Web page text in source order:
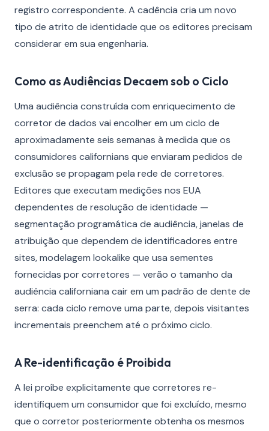
registro correspondente. A cadência cria um novo
tipo de atrito de identidade que os editores precisam
considerar em sua engenharia.
Como as Audiências Decaem sob o Ciclo
Uma audiência construída com enriquecimento de
corretor de dados vai encolher em um ciclo de
aproximadamente seis semanas à medida que os
consumidores californians que enviaram pedidos de
exclusão se propagam pela rede de corretores.
Editores que executam medições nos EUA
dependentes de resolução de identidade —
segmentação programática de audiência, janelas de
atribuição que dependem de identificadores entre
sites, modelagem lookalike que usa sementes
fornecidas por corretores — verão o tamanho da
audiência californiana cair em um padrão de dente de
serra: cada ciclo remove uma parte, depois visitantes
incrementais preenchem até o próximo ciclo.
A Re-identificação é Proibida
A lei proíbe explicitamente que corretores re-
identifiquem um consumidor que foi excluído, mesmo
que o corretor posteriormente obtenha os mesmos